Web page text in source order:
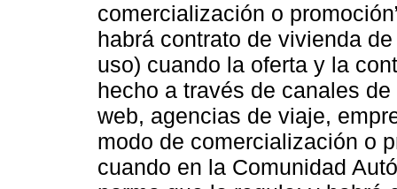
comercialización o
habrá contrato de vivienda
uso) cuando la oferta y la
hecho a través de canales
web, agencias de viaje,
modo de comercialización o
cuando en la Comunidad